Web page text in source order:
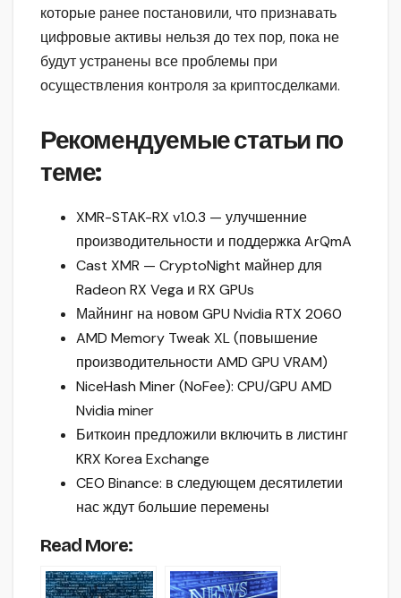
которые ранее постановили, что признавать
цифровые активы нельзя до тех пор, пока не
будут устранены все проблемы при
осуществления контроля за криптосделками.
Рекомендуемые статьи по
теме:
XMR-STAK-RX v1.0.3 — улучшенние
производительности и поддержка ArQmA
Cast XMR — CryptoNight майнер для
Radeon RX Vega и RX GPUs
Майнинг на новом GPU Nvidia RTX 2060
AMD Memory Tweak XL (повышение
производительности AMD GPU VRAM)
NiceHash Miner (NoFee): CPU/GPU AMD
Nvidia miner
Биткоин предложили включить в листинг
KRX Korea Exchange
CEO Binance: в следующем десятилетии
нас ждут большие перемены
Read More: